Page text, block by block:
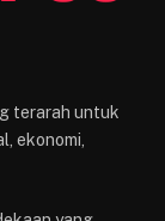
terarah untuk
ekonomi,